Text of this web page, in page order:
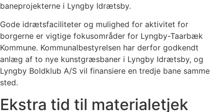
baneprojekterne i Lyngby Idrætsby.
Gode idrætsfaciliteter og mulighed for aktivitet for
borgerne er vigtige fokusområder for Lyngby-Taarbæk
Kommune. Kommunalbestyrelsen har derfor godkendt
anlæg af to nye kunstgræsbaner i Lyngby Idrætsby, og
Lyngby Boldklub A/S vil finansiere en tredje bane samme
sted.
Ekstra tid til materialetjek